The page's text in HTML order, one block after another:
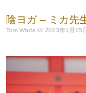
陰ヨガ – ミカ先
Tom Wada 2023年1月15日